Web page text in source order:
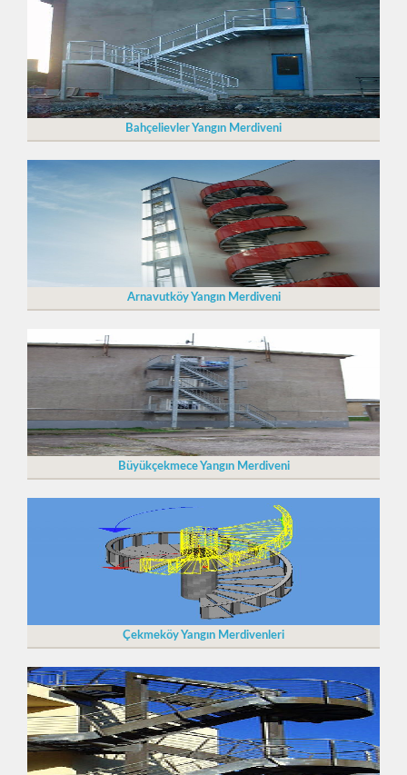
Bahçelievler Yangın Merdiveni
Arnavutköy Yangın Merdiveni
Büyükçekmece Yangın Merdiveni
Çekmeköy Yangın Merdivenleri